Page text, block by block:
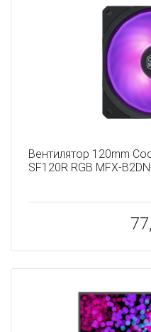
Вентилятор 120mm
SF120R RGB MFX-